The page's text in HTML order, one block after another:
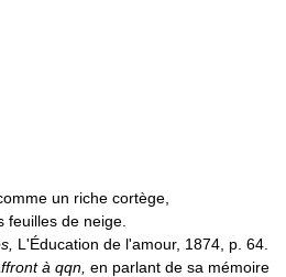
un riche cortège,
feuilles de neige.
L'Éducation de l'amour, 1874, p. 64.
à qqn, en parlant de sa mémoire